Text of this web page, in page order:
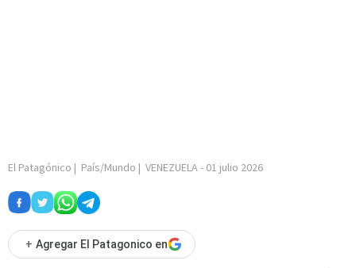
El Patagónico | País/Mundo | VENEZUELA- 01 julio 2026
+ Agregar El Patagonico en